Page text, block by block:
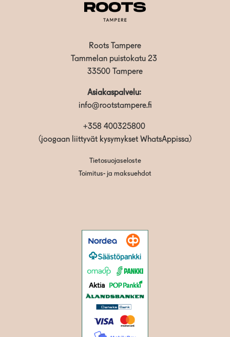
Roots Tampere
Tammelan puistokatu 23
33500 Tampere
Asiakaspalvelu:
info@rootstampere.fi
+358 400325800
(joogaan liittyvät kysymykset WhatsAppissa)
Tietosuojaseloste
Toimitus- ja maksuehdot